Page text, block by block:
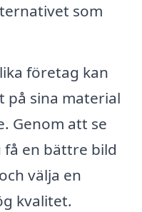
som
företag kan
på sina material
Genom att se
en bättre bild
välja en
kvalitet.